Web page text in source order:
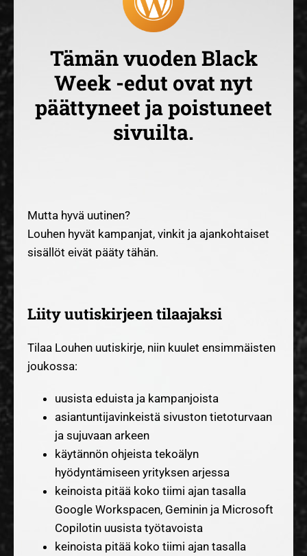
Tämän vuoden Black
Week -edut ovat nyt
päättyneet ja poistuneet
sivuilta.
Mutta hyvä uutinen?
Louhen hyvät kampanjat, vinkit ja ajankohtaiset
sisällöt eivät pääty tähän.
Liity uutiskirjeen tilaajaksi
Tilaa Louhen uutiskirje, niin kuulet ensimmäisten
joukossa:
uusista eduista ja kampanjoista
asiantuntijavinkeistä sivuston tietoturvaan
ja sujuvaan arkeen
käytännön ohjeista tekoälyn
hyödyntämiseen yrityksen arjessa
keinoista pitää koko tiimi ajan tasalla
Google Workspacen, Geminin ja Microsoft
Copilotin uusista työtavoista
keinoista pitää koko tiimi ajan tasalla